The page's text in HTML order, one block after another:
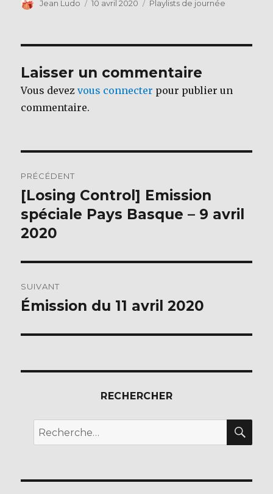
c
b
o
o
k
it
r
Auteur
Jean Ludo
Publié
10 avril 2020 Catégories
Playlists de journée
Laisser un commentaire
Vous devezvous connecter pour publier un
commentaire.
de
l’article
PRÉCÉDENT
Publication
précédente :
[Losing Control] Emission
spéciale Pays Basque – 9 avril
2020
SUIVANT
Publication
Émission du 11 avril 2020
RECHERCHER
Recherche
pour :